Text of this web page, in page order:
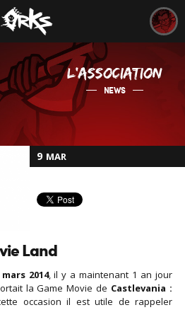
L'ASSOCIATION
NEWS
9 MAR
Land
mars 2014, il y a maintenant 1 an jour
la Game Movie de Castlevania :
occasion il est utile de rappeler